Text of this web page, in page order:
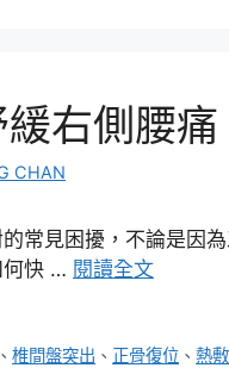
右側腰痛
CHAN
常見困擾，不論是因
何快 … 閱讀全文
、椎間盤突出 、 正骨復位 、熱敷